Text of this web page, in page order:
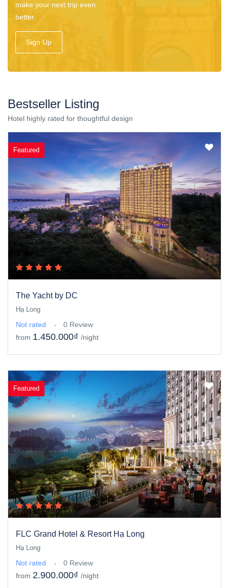
make your next trip even
better.
Sign Up
Bestseller Listing
Hotel highly rated for thoughtful design
Featured
The Yacht by DC
Hạ Long
Not rated
0 Review
from 1.450.000₫ /night
Featured
FLC Grand Hotel & Resort Hạ Long
Hạ Long
Not rated
0 Review
from 2.900.000₫ /night